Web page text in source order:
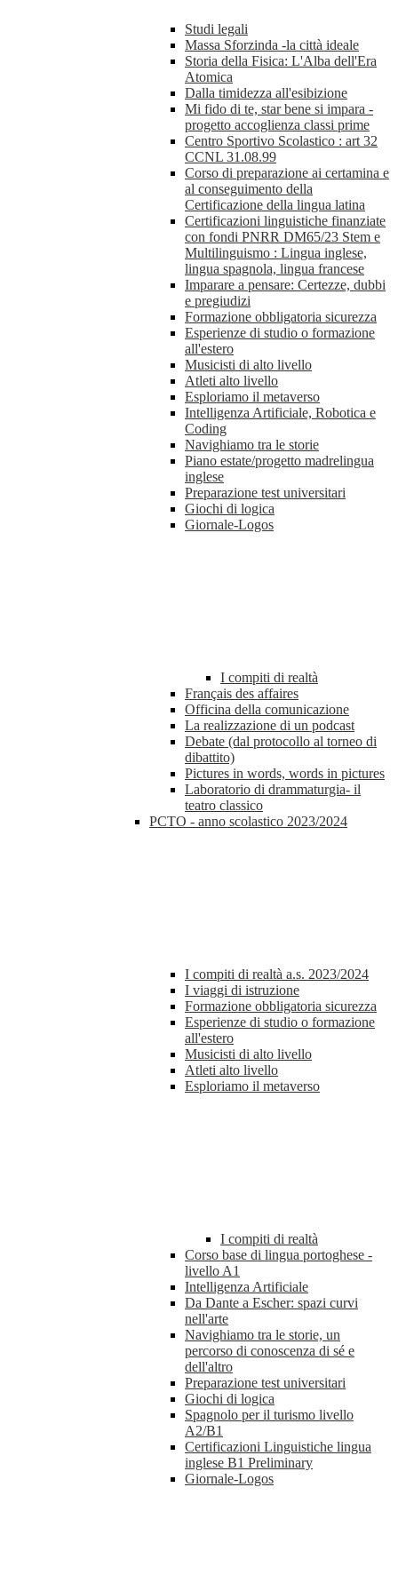
Studi legali
Massa Sforzinda -la città ideale
Storia della Fisica: L'Alba dell'Era
Atomica
Dalla timidezza all'esibizione
Mi fido di te, star bene si impara -
progetto accoglienza classi prime
Centro Sportivo Scolastico : art 32
CCNL 31.08.99
Corso di preparazione ai certamina e
al conseguimento della
Certificazione della lingua latina
Certificazioni linguistiche finanziate
con fondi PNRR DM65/23 Stem e
Multilinguismo : Lingua inglese,
lingua spagnola, lingua francese
Imparare a pensare: Certezze, dubbi
e pregiudizi
Formazione obbligatoria sicurezza
Esperienze di studio o formazione
all'estero
Musicisti di alto livello
Atleti alto livello
Esploriamo il metaverso
Intelligenza Artificiale, Robotica e
Coding
Navighiamo tra le storie
Piano estate/progetto madrelingua
inglese
Preparazione test universitari
Giochi di logica
Giornale-Logos
I compiti di realtà
Français des affaires
Officina della comunicazione
La realizzazione di un podcast
Debate (dal protocollo al torneo di
dibattito)
Pictures in words, words in pictures
Laboratorio di drammaturgia- il
teatro classico
PCTO - anno scolastico 2023/2024
I compiti di realtà a.s. 2023/2024
I viaggi di istruzione
Formazione obbligatoria sicurezza
Esperienze di studio o formazione
all'estero
Musicisti di alto livello
Atleti alto livello
Esploriamo il metaverso
I compiti di realtà
Corso base di lingua portoghese -
livello A1
Intelligenza Artificiale
Da Dante a Escher: spazi curvi
nell'arte
Navighiamo tra le storie, un
percorso di conoscenza di sé e
dell'altro
Preparazione test universitari
Giochi di logica
Spagnolo per il turismo livello
A2/B1
Certificazioni Linguistiche lingua
inglese B1 Preliminary
Giornale-Logos